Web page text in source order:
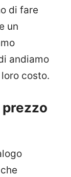
di fare
un
andiamo
costo.